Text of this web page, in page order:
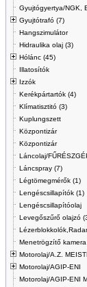
Gyujtógyertya/NGK,
Gyujtótrafó (7)
Hangszimulátor
Hidraulika olaj (3)
Hólánc (45)
Illatosítók
Izzók
Kerékpártartók (4)
Klímatisztitó (3)
Kuplungszett
Központizár
Központizár
Láncolaj/
Láncspray (7)
Légtömegmérők (1)
Lengéscsillapítók (1)
Lengéscsillapítóolaj
Levegőszűrő olajzó
Menetrögzítő kamera
Motorolaj/A.Z.
Motorolaj/AGIP-ENI
Motorolaj/AGIP-ENI